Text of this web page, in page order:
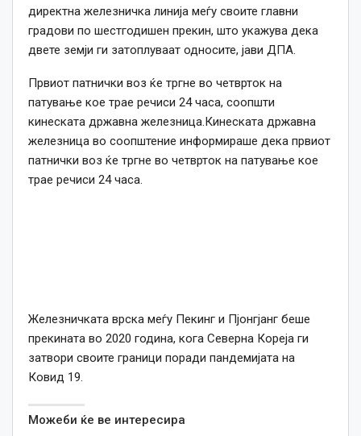
директна железничка линија меѓу своите главни
градови по шестгодишен прекин, што укажува дека
двете земји ги затоплуваат односите, јави ДПА.
Првиот патнички воз ќе тргне во четврток на
патување кое трае речиси 24 часа, соопшти
кинеската државна железница.Кинеската државна
железница во соопштение информираше дека првиот
патнички воз ќе тргне во четврток на патување кое
трае речиси 24 часа.
Железничката врска меѓу Пекинг и Пјонгјанг беше
прекината во 2020 година, кога Северна Кореја ги
затвори своите граници поради пандемијата на
Ковид 19.
Можеби ќе ве интересира